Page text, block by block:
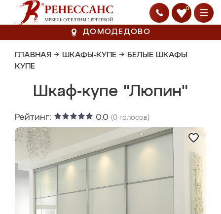
0
ДОМОДЕДОВО
ГЛАВНАЯ → ШКАФЫ-КУПЕ → БЕЛЫЕ ШКАФЫ
КУПЕ
Шкаф-купе "Люпин"
Рейтинг: 0.0 (0 голосов)